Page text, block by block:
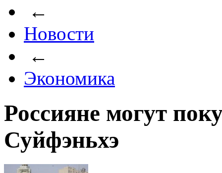
←
Новости
←
Экономика
Россияне могут
Суйфэньхэ